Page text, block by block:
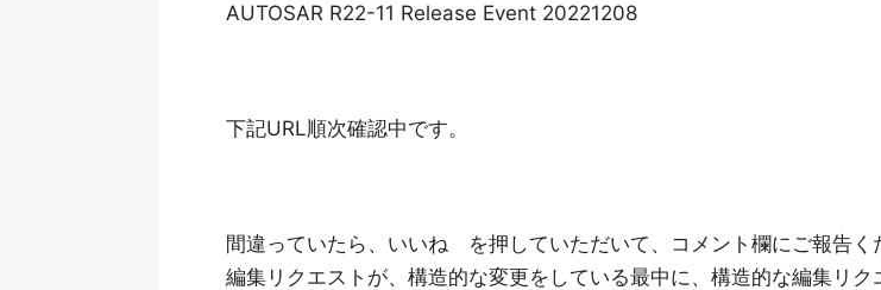
AUTOSAR R22-11 Release Event 20221208
下記URL順次確認中です。
間違っていたら、いいね を押していただいて、コメント欄にご報告く
編集リクエストが、構造的な変更をしている最中に、構造的な編集リク